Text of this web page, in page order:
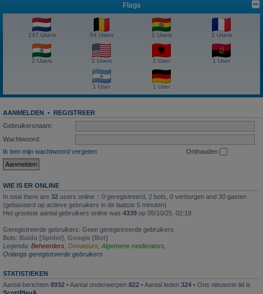
Flags
247 Users 64 Users 2 Users 2 Users
2 Users 2 Users 1 User 1 User
1 User 1 User
AANMELDEN • REGISTREER
Gebruikersnaam:
Wachtwoord:
Ik ben mijn wachtwoord vergeten
Onthouden
WIE IS ER ONLINE
In total there are 32 users online :: 0 geregistreerd, 2 bots, 0 verborgen and 30 gasten
(gebaseerd op actieve gebruikers in de laatste 5 minuten)
Het grootste aantal gebruikers online was 4339 op 05/10/25, 02:18
Geregistreerde gebruikers: Geen geregistreerde gebruikers
Bots: Baidu [Spider] , Google [Bot]
Legenda: Beheerders, Donateurs,Algemene moderators,
Onlangs geregistreerde gebruikers
STATISTIEKEN
Aantal berichten 8932 • Aantal onderwerpen 822 • Aantal leden 324 • Ons nieuwste lid is